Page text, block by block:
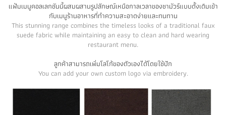
แฟ้มเมนูคอลเลกชันนี้ผสมผสานรูปลักษณ์เหนือกาลเวลาของชามัวร์แบบดั้งเดิมเข้า
กับเมนูร้านอาหารที่ทำความสะอาดง่ายและทนทาน
This stunning range combines the timeless looks of a traditional faux
suede fabric while maintaining an easy to clean and hard wearing
restaurant menu.
ลูกค้าสามารถเพิ่มโลโก้ของตัวเองได้โดยใช้ปัก
You can add your own custom logo via embroidery.